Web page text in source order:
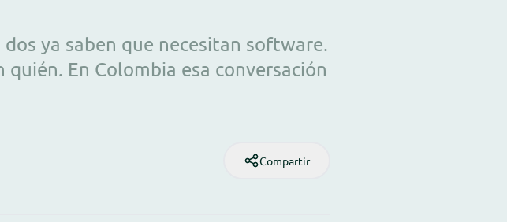
ya saben que necesitan software.
En Colombia esa conversación
Compartir